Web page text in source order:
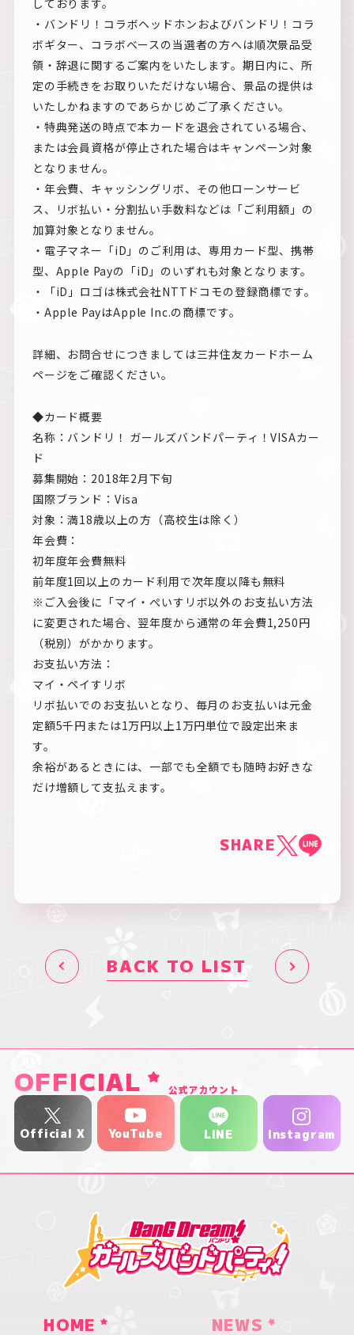
しております。
・バンドリ！コラボヘッドホンおよびバンドリ！コラ
ボギター、コラボベースの当選者の方へは順次景品受
領・辞退に関するご案内をいたします。期日内に、所
定の手続きをお取りいただけない場合、景品の提供は
いたしかねますのであらかじめご了承ください。
・特典発送の時点で本カードを退会されている場合、
または会員資格が停止された場合はキャンペーン対象
となりません。
・年会費、キャッシングリボ、その他ローンサービ
ス、リボ払い・分割払い手数料などは「ご利用額」の
加算対象となりません。
・電子マネー「iD」のご利用は、専用カード型、携帯
型、Apple Payの「iD」のいずれも対象となります。
・「iD」ロゴは株式会社NTTドコモの登録商標です。
・Apple PayはApple Inc.の商標です。
詳細、お問合せにつきましては三井住友カードホーム
ページをご確認ください。
◆カード概要
名称：バンドリ！ ガールズバンドパーティ！VISAカー
ド
募集開始：2018年2月下旬
国際ブランド：Visa
対象：満18歳以上の方（高校生は除く）
年会費：
初年度年会費無料
前年度1回以上のカード利用で次年度以降も無料
※ご入会後に「マイ・ぺいすリボ以外のお支払い方法
に変更された場合、翌年度から通常の年会費1,250円
（税別）がかかります。
お支払い方法：
マイ・ペイすリボ
リボ払いでのお支払いとなり、毎月のお支払いは元金
定額5千円または1万円以上1万円単位で設定出来ま
す。
余裕があるときには、一部でも全額でも随時お好きな
だけ増額して支払えます。
SHARE
BACK TO LIST
OFFICIAL 公式アカウント
Official X YouTube LINE Instagram
HOME NEWS